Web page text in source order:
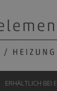
ERHÄLTLICH BEI